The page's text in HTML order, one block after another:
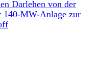
Darlehen von der
140-MW-Anlage zur